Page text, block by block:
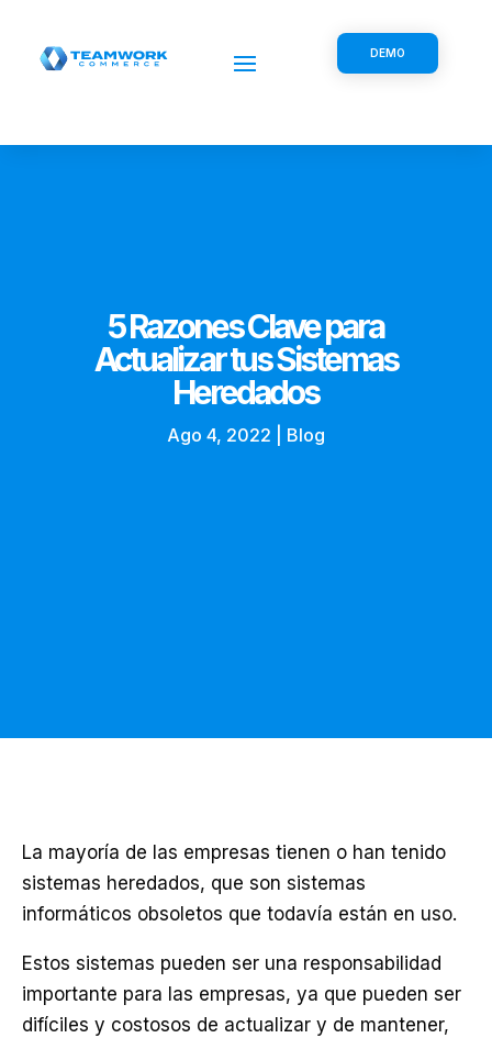
DEMO
5 Razones Clave para
Actualizar tus Sistemas
Heredados
Ago 4, 2022 Blog
La mayoría de las empresas tienen o han tenido
sistemas heredados, que son sistemas
informáticos obsoletos que todavía están en uso.
Estos sistemas pueden ser una responsabilidad
importante para las empresas, ya que pueden ser
difíciles y costosos de actualizar y de mantener,